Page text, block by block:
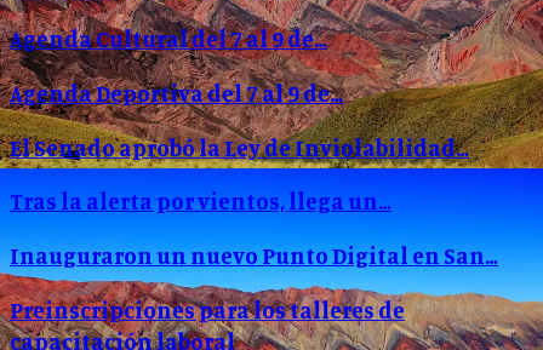
Agenda Cultural del 7 al 9 de…
Agenda Deportiva del 7 al 9 de…
El Senado aprobó la Ley de Inviolabilidad…
Tras la alerta por vientos, llega un…
Inauguraron un nuevo Punto Digital en San…
Preinscripciones para los talleres de
capacitación laboral